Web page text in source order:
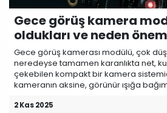
Gece görüş kamera
oldukları ve neden
Gece görüş kamerası modülü, çok
neredeyse tamamen karanlıkta net,
çekebilen kompakt bir kamera
kameranın aksine, görünür ışığa
2 Kas 2025